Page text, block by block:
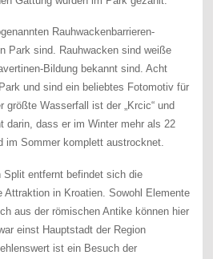
Rauhwackenbarrieren-
Park sind. Rauhwacken sind weiße
Bildung bekannt sind. Acht
und sind ein beliebtes Fotomotiv für
größte Wasserfall ist der „Krcic“ und
darin, dass er im Winter mehr als 22
im Sommer komplett austrocknet.
Split entfernt befindet sich die
Attraktion in Kroatien. Sowohl Elemente
aus der römischen Antike können hier
einst Hauptstadt der Region
ist ein Besuch der